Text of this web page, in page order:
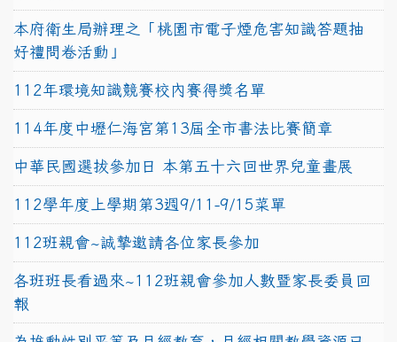
本府衛生局辦理之「桃園市電子煙危害知識答題抽
好禮問卷活動」
112年環境知識競賽校內賽得獎名單
114年度中壢仁海宮第13屆全市書法比賽簡章
中華民國選拔參加日 本第五十六回世界兒童畫展
112學年度上學期第3週9/11-9/15菜單
112班親會~誠摯邀請各位家長參加
各班班長看過來~112班親會參加人數暨家長委員回
報